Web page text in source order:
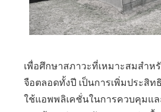
เพื่อศึกษาสภาวะที่เหมาะสมสำห
จือตลอดทั้งปี เป็นการเพิ่มประสิท
ใช้แอพพลิเคชั่นในการควบคุมแ